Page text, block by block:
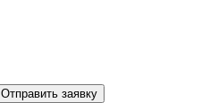
Отправить заявку